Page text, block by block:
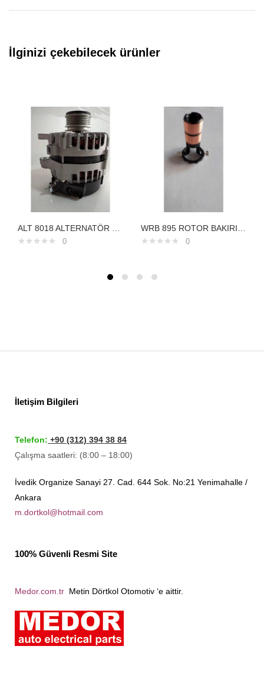
İlginizi çekebilecek ürünler
0 0
İletişim Bilgileri
Telefon: +90 (312) 394 38 84
Çalışma saatleri: (8:00 – 18:00)
İvedik Organize Sanayi 27. Cad. 644 Sok. No:21 Yenimahalle /
Ankara
m.dortkol@hotmail.com
100% Güvenli Resmi Site
Medor.com.tr Metin Dörtkol Otomotiv ‘e aittir.